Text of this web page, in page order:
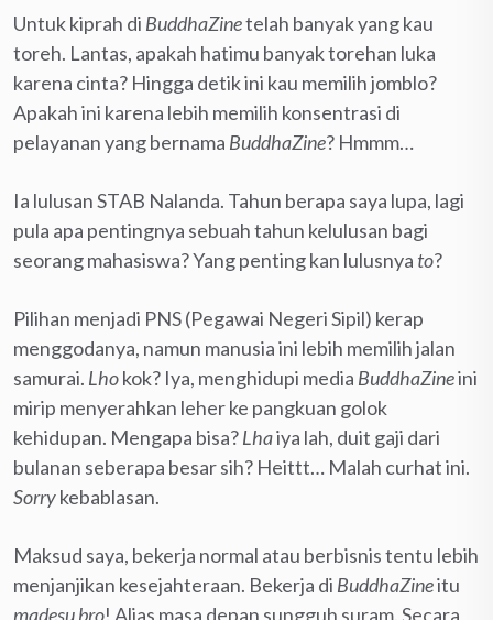
Untuk kiprah di BuddhaZinetelah banyak yang kau
toreh. Lantas, apakah hatimu banyak torehan luka
karena cinta? Hingga detik ini kau memilih jomblo?
Apakah ini karena lebih memilih konsentrasi di
pelayanan yang bernama BuddhaZine? Hmmm…
Ia lulusan STAB Nalanda. Tahun berapa saya lupa, lagi
pula apa pentingnya sebuah tahun kelulusan bagi
seorang mahasiswa? Yang penting kan lulusnya to?
Pilihan menjadi PNS (Pegawai Negeri Sipil) kerap
menggodanya, namun manusia ini lebih memilih jalan
samurai. Lhokok? Iya, menghidupi media BuddhaZineini
mirip menyerahkan leher ke pangkuan golok
kehidupan. Mengapa bisa?Lhaiya lah, duit gaji dari
bulanan seberapa besar sih? Heittt… Malah curhat ini.
Sorrykebablasan.
Maksud saya, bekerja normal atau berbisnis tentu lebih
menjanjikan kesejahteraan. Bekerja di BuddhaZineitu
madesu bro! Alias masa depan sungguh suram. Secara